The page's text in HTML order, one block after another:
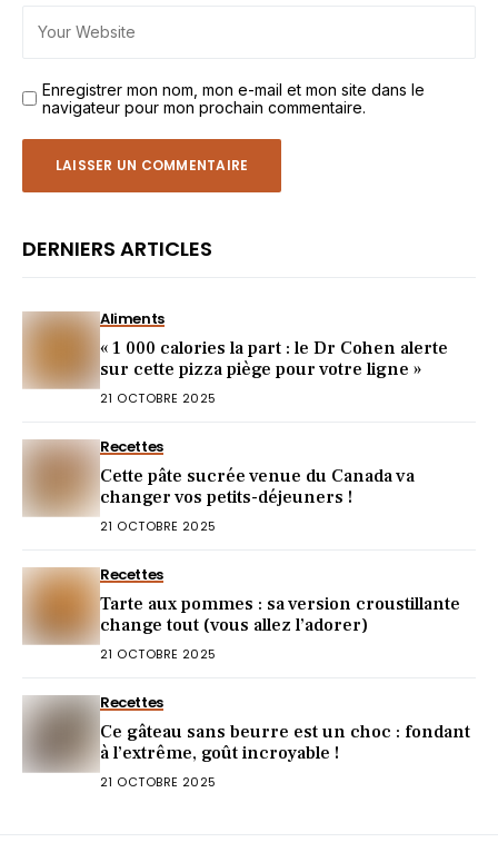
Enregistrer mon nom, mon e-mail et mon site dans le
navigateur pour mon prochain commentaire.
DERNIERS ARTICLES
Aliments
« 1 000 calories la part : le Dr Cohen alerte
sur cette pizza piège pour votre ligne »
21 OCTOBRE 2025
Recettes
Cette pâte sucrée venue du Canada va
changer vos petits-déjeuners !
21 OCTOBRE 2025
Recettes
Tarte aux pommes : sa version croustillante
change tout (vous allez l’adorer)
21 OCTOBRE 2025
Recettes
Ce gâteau sans beurre est un choc : fondant
à l’extrême, goût incroyable !
21 OCTOBRE 2025